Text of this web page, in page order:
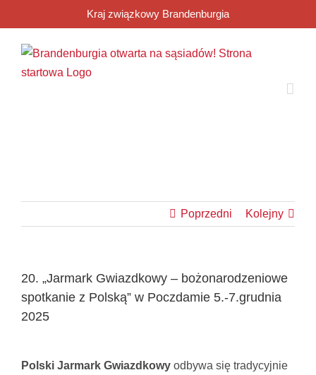
do
zawartości
Kraj związkowy Brandenburgia
Poprzedni Kolejny
20. „Jarmark Gwiazdkowy – bożonarodzeniowe
spotkanie z Polską” w Poczdamie 5.-7.grudnia
2025
większy
Polski Jarmark Gwiazdkowy odbywa się tradycyjnie